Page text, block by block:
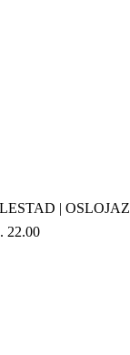
|
22.00